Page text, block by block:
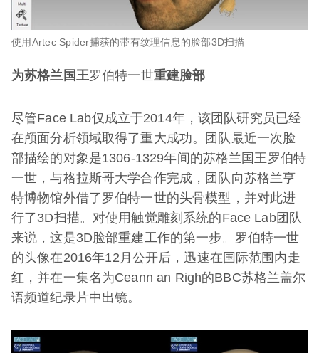
使用Artec Spider捕获的带有纹理信息的脸部3D扫描
为苏格兰国王罗伯特一世重建脸部
尽管Face Lab仅成立于2014年，该团队研究员已经
在颅面分析领域取得了重大成功。团队最近一次脸
部描绘的对象是1306-1329年间的苏格兰国王罗伯特
一世，与格拉斯哥大学合作完成，团队向苏格兰亨
特博物馆外借了罗伯特一世的头骨模型，并对此进
行了3D扫描。对使用触觉雕刻系统的Face Lab团队
来说，这是3D脸部重建工作的第一步。罗伯特一世
的头像在2016年12月公开后，迅速在国际范围内走
红，并在一集名为Ceann an Righ的BBC苏格兰盖尔
语频道纪录片中出镜。